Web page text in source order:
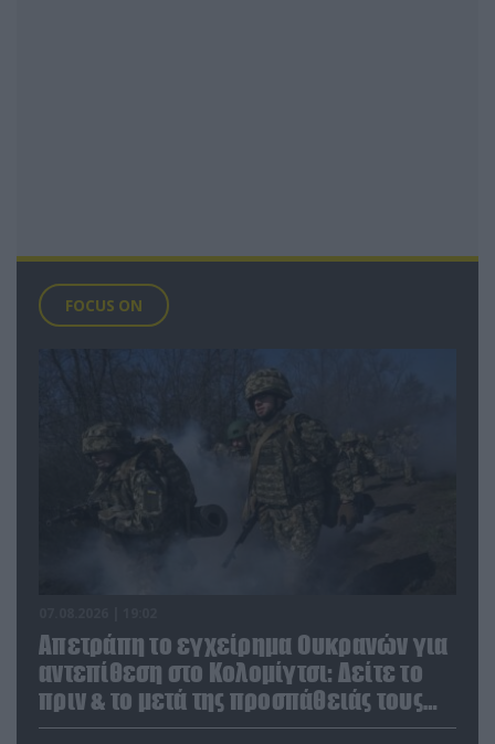
FOCUS ON
Απετράπη το εγχείρημα Ουκρανών για
αντεπίθεση στο Κολομίγτσι: Δείτε το
πριν & το μετά της προσπάθειάς τους
(βίντεο)